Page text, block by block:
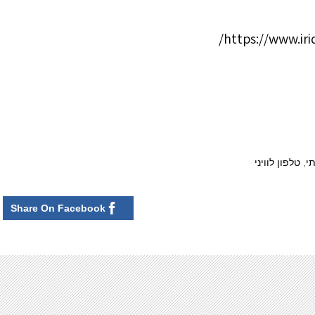
https://
, טלפון לוויני
Share On Facebook